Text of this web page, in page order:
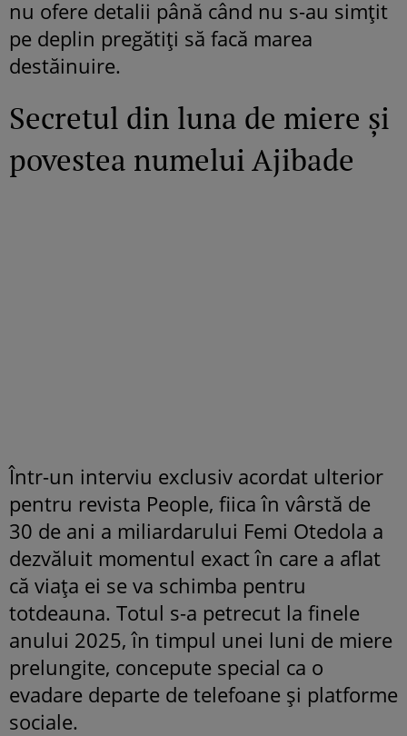
nu ofere detalii până când nu s-au simțit
pe deplin pregătiți să facă marea
destăinuire.
Secretul din luna de miere și
povestea numelui Ajibade
Într-un interviu exclusiv acordat ulterior
pentru revista People, fiica în vârstă de
30 de ani a miliardarului Femi Otedola a
dezvăluit momentul exact în care a aflat
că viața ei se va schimba pentru
totdeauna. Totul s-a petrecut la finele
anului 2025, în timpul unei luni de miere
prelungite, concepute special ca o
evadare departe de telefoane și platforme
sociale.